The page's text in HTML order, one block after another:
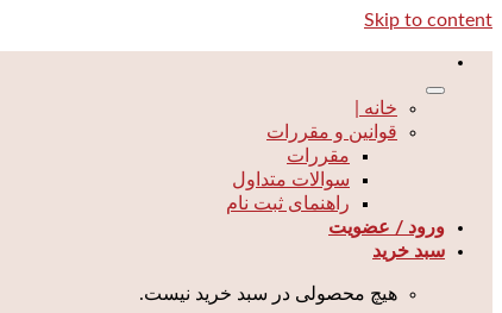
Skip to content
خانه |
قوانین و مقررات
مقررات
سوالات متداول
راهنمای ثبت نام
ورود / عضویت
سبد خرید
هیچ محصولی در سبد خرید نیست.